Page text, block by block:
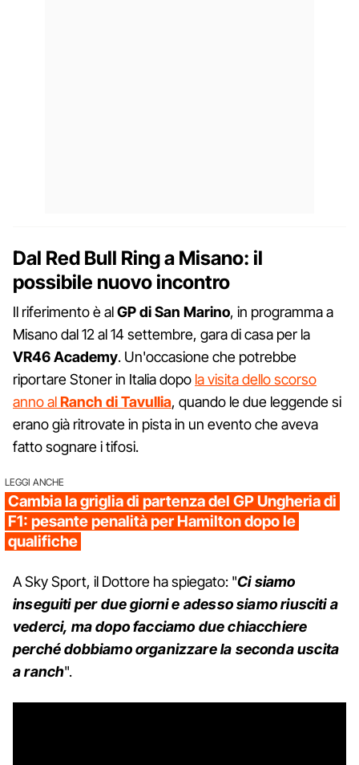
Dal Red Bull Ring a Misano: il
possibile nuovo incontro
Il riferimento è alGP di San Marino, in programma a
Misano dal 12 al 14 settembre, gara di casa per la
VR46 Academy. Un'occasione che potrebbe
riportare Stoner in Italia dopo la visita dello scorso
anno alRanch di Tavullia, quando le due leggende si
erano già ritrovate in pista in un evento che aveva
fatto sognare i tifosi.
LEGGI ANCHE
Cambia la griglia di partenza del GP Ungheria di
F1: pesante penalità per Hamilton dopo le
qualifiche
A Sky Sport, il Dottore ha spiegato: "Ci siamo
inseguiti per due giorni e adesso siamo riusciti a
vederci, ma dopo facciamo due chiacchiere
perché dobbiamo organizzare la seconda uscita
a ranch".